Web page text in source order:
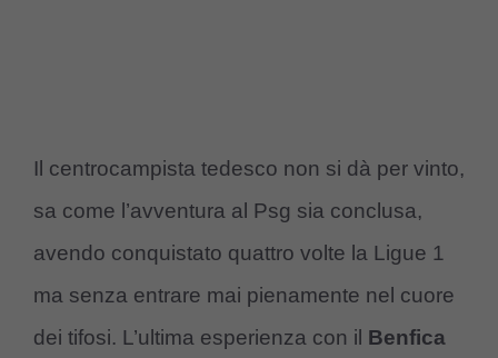
Il centrocampista tedesco non si dà per vinto,
sa come l’avventura al Psg sia conclusa,
avendo conquistato quattro volte la Ligue 1
ma senza entrare mai pienamente nel cuore
dei tifosi. L’ultima esperienza con il Benfica